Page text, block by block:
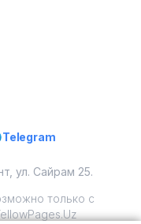
Telegram
ул. Сайрам 25.
только с